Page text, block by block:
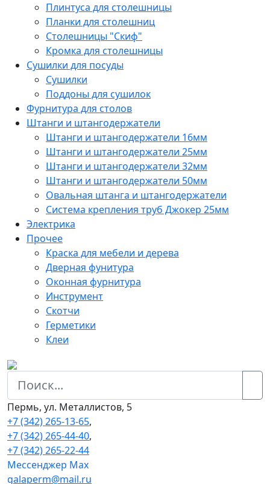
Плинтуса для столешницы
Планки для столешниц
Столешницы "Скиф"
Кромка для столешницы
Сушилки для посуды
Сушилки
Поддоны для сушилок
Фурнитура для столов
Штанги и штангодержатели
Штанги и штангодержатели 16мм
Штанги и штангодержатели 25мм
Штанги и штангодержатели 32мм
Штанги и штангодержатели 50мм
Овальная штанга и штангодержатели
Система крепления труб Джокер 25мм
Электрика
Прочее
Краска для мебели и дерева
Дверная фунитура
Оконная фурнитура
Инструмент
Скотчи
Герметики
Клеи
Пермь, ул. Металлистов, 5
+7 (342) 265-13-65,
+7 (342) 265-44-40,
+7 (342) 265-22-44
Мессенджер Мах
galaperm@mail.ru